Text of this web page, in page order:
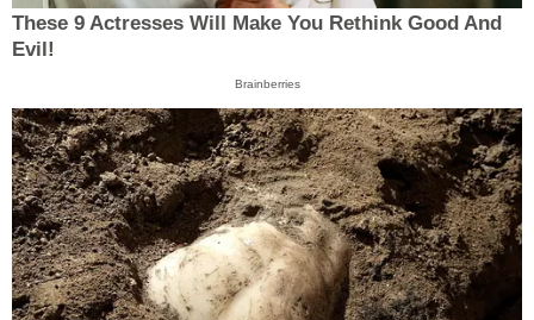
These 9 Actresses Will Make You Rethink Good And
Evil!
Brainberries